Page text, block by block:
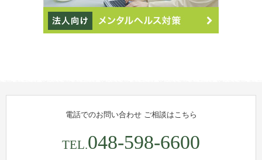
電話でのお問い合わせご相談はこちら
TEL.048-598-6600